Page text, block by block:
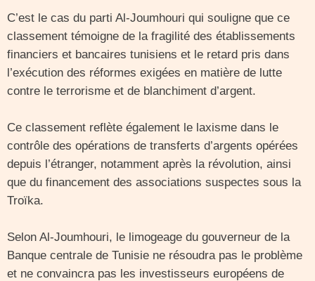
C’est le cas du parti Al-Joumhouri qui souligne que ce
classement témoigne de la fragilité des établissements
financiers et bancaires tunisiens et le retard pris dans
l’exécution des réformes exigées en matière de lutte
contre le terrorisme et de blanchiment d’argent.
Ce classement reflète également le laxisme dans le
contrôle des opérations de transferts d’argents opérées
depuis l’étranger, notamment après la révolution, ainsi
que du financement des associations suspectes sous la
Troïka.
Selon Al-Joumhouri, le limogeage du gouverneur de la
Banque centrale de Tunisie ne résoudra pas le problème
et ne convaincra pas les investisseurs européens de